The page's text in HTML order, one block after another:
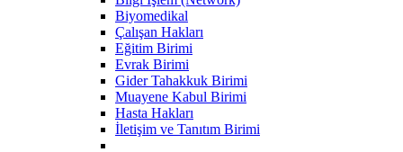
Biyomedikal
Çalışan Hakları
Eğitim Birimi
Evrak Birimi
Gider Tahakkuk Birimi
Muayene Kabul Birimi
Hasta Hakları
İletişim ve Tanıtım Birimi